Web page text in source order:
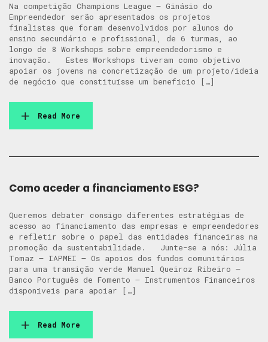
Na competição Champions League – Ginásio do
Empreendedor serão apresentados os projetos
finalistas que foram desenvolvidos por alunos do
ensino secundário e profissional, de 6 turmas, ao
longo de 8 Workshops sobre empreendedorismo e
inovação. Estes Workshops tiveram como objetivo
apoiar os jovens na concretização de um projeto/ideia
de negócio que constituísse um benefício […]
Read More
Como aceder a financiamento ESG?
Queremos debater consigo diferentes estratégias de
acesso ao financiamento das empresas e empreendedores
e refletir sobre o papel das entidades financeiras na
promoção da sustentabilidade. Junte-se a nós: Júlia
Tomaz – IAPMEI – Os apoios dos fundos comunitários
para uma transição verde Manuel Queiroz Ribeiro –
Banco Português de Fomento – Instrumentos Financeiros
disponíveis para apoiar […]
Read More